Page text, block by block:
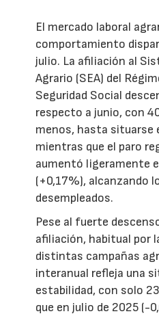
El mercado laboral
comportamiento
julio. La afiliación al
Agrario (SEA) del
Seguridad Social
respecto a junio, con
menos, hasta situarse
mientras que el paro
aumentó ligeramente
(+0,17%), alcanzando
desempleados.
Pese al fuerte
afiliación, habitual por
distintas campañas
interanual refleja una
estabilidad, con solo
que en julio de 2025 (-